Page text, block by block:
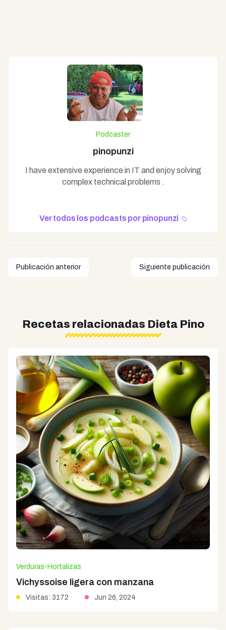
Podcaster
pinopunzi
I have extensive experience in IT and enjoy solving
complex technical problems .
Ver todos los podcasts por pinopunzi
Publicación anterior Siguiente publicación
Recetas relacionadas Dieta Pino
Verduras-Hortalizas
Vichyssoise ligera con manzana
Visitas: 3172 Jun 26, 2024